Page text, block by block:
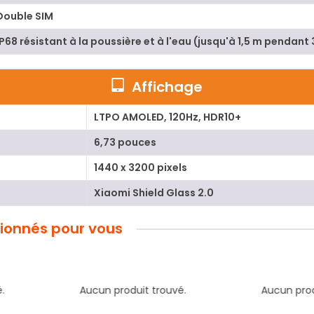
SIM
résistant à la poussière et à l'eau (jusqu'à 1,5 m pendant
Affichage
LTPO AMOLED, 120Hz, HDR10+
6,73 pouces
1440 x 3200 pixels
Xiaomi Shield Glass 2.0
pour vous
Aucun produit trouvé. Aucun